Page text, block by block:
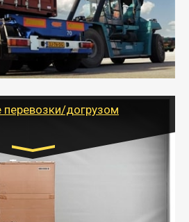
20 т возможна для больших
в коробки, мешки,
в самые отдаленные места
сохранности.
услуги по
физических и юридических лиц
перевозки/догрузом
Транспорт:
Бычок, Еврофура от 5 до
10 тонн
Возможен догруз